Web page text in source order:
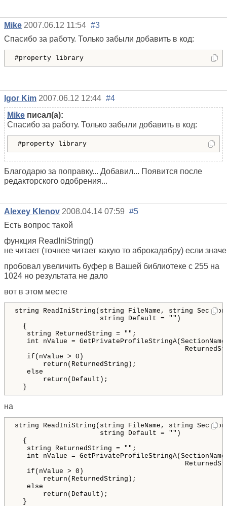
Mike 2007.06.12 11:54 #3
Спасибо за работу. Только забыли добавить в код:
#property library
Igor Kim 2007.06.12 12:44 #4
Mike писал(а):
Спасибо за работу. Только забыли добавить в код:
#property library
Благодарю за поправку... Добавил... Появится после
редакторского одобрения...
Alexey Klenov 2008.04.14 07:59 #5
Есть вопрос такой
функция ReadIniString()
не читает (точнее читает какую то аброкадабру) если
пробовал увеличить буфер в Вашей библиотеке с 255 на
1024 но результата не дало
вот в этом месте
string ReadIniString ( string FileName , string
string
Default = "" )
{
string
ReturnedString = "" ;
int
nValue = GetPrivateProfileStringA( SectionName
if ( nValue > 0 )
return ( ReturnedString ) ;
else
return ( Default ) ;
}
на
string ReadIniString ( string FileName , string
string
Default = "" )
{
string
ReturnedString = "" ;
int
nValue = GetPrivateProfileStringA( SectionName
if ( nValue > 0 )
return ( ReturnedString ) ;
else
return ( Default ) ;
}